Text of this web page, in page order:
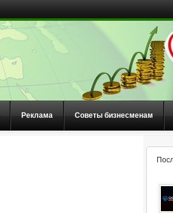
Реклама Советы бизнесменам